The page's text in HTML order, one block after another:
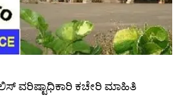
ವರಿಷ್ಟಾಧಿಕಾರಿ ಕಚೇರಿ ಮಾಹಿತಿ